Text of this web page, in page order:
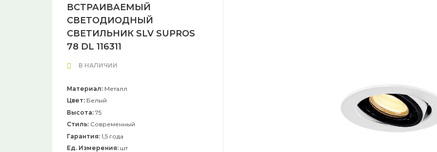
ВСТРАИВАЕМЫЙ
СВЕТОДИОДНЫЙ
СВЕТИЛЬНИК SLV SUPROS
78 DL 116311
В НАЛИЧИИ
Материал: Металл
Цвет: Белый
Высота: 75
Стиль: Современный
Гарантия: 1,5 года
Ед. Измерения: шт